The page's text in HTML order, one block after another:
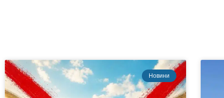
Новини